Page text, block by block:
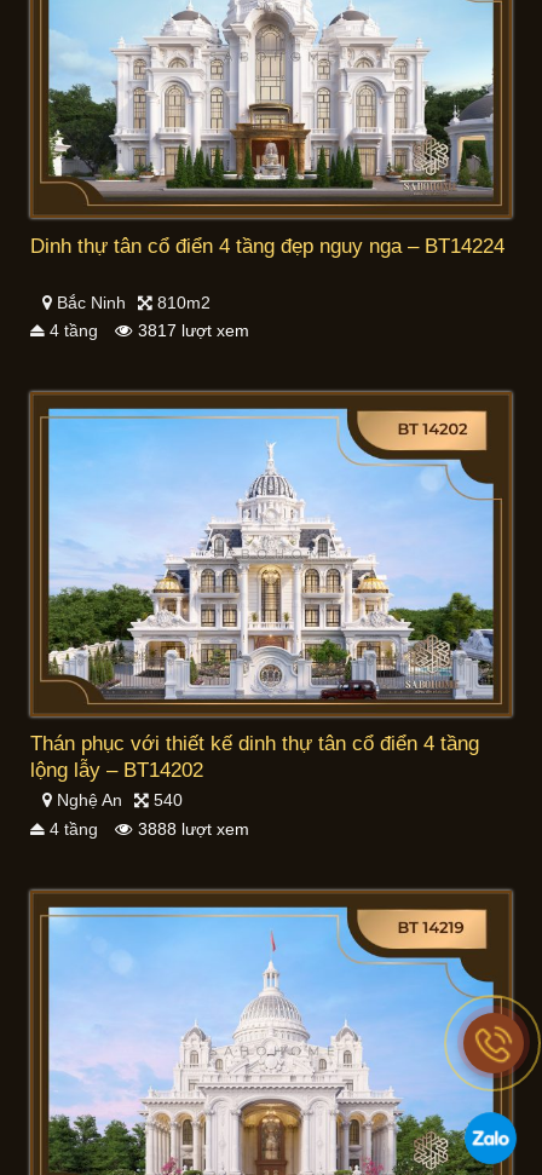
Dinh thự tân cổ điển 4 tầng đẹp nguy nga – BT14224
Bắc Ninh
810m2
4 tầng
3817 lượt xem
Thán phục với thiết kế dinh thự tân cổ điển 4 tầng
lộng lẫy – BT14202
Nghệ An
540
4 tầng
3888 lượt xem